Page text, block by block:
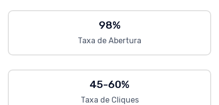
98%
Taxa de Abertura
45-60%
Taxa de Cliques